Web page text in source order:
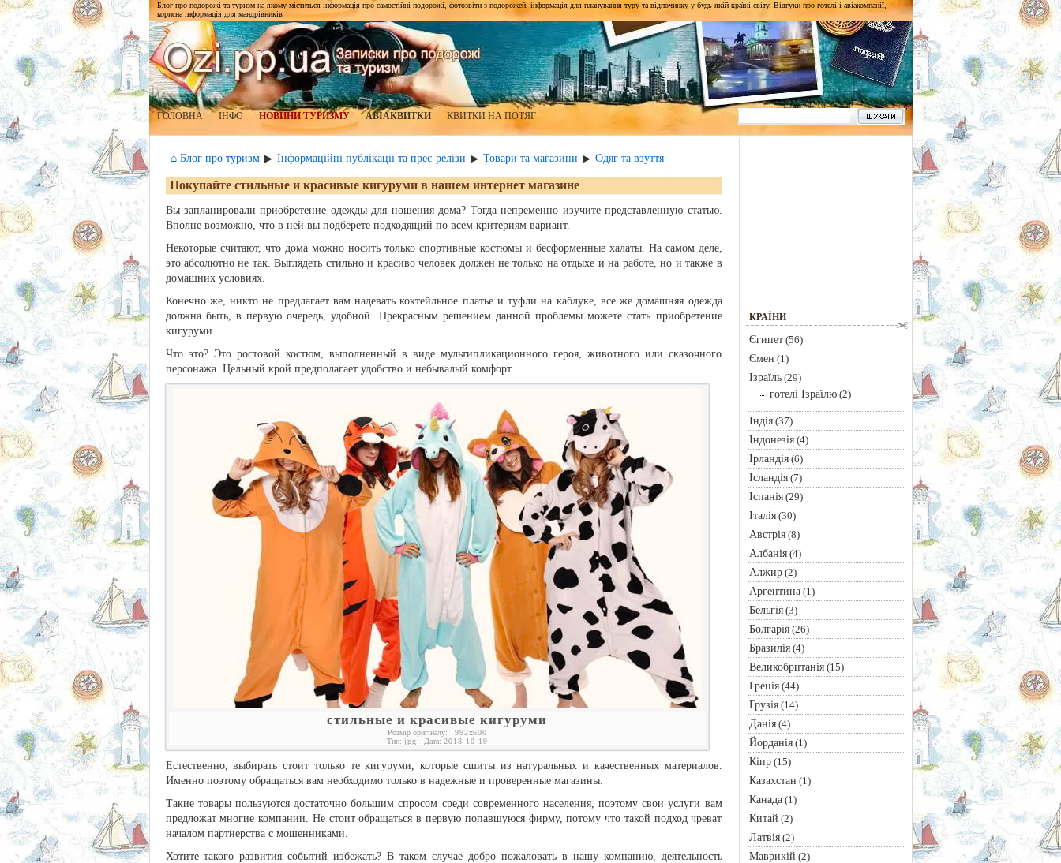
Блог про подорожі та туризм на якому міститься інформація про самостійні подорожі, фотозвіти з подорожей, інформація для планування туру та відпочинку у будь-якій країні світу. Відгуки про готелі і авіакомпанії,
корисна інформація для мандрівників
ГОЛОВНА ІНФО НОВИНИ ТУРИЗМУ АВІАКВИТКИ КВИТКИ НА ПОТЯГ
⌂ Блог про туризм ▶ Інформаційні публікації та прес-релізи ▶ Товари та магазини ▶ Одяг та взуття
Покупайте стильные и красивые кигуруми в нашем интернет магазине
Вы запланировали приобретение одежды для ношения дома? Тогда непременно изучите представленную статью.
Вполне возможно, что в ней вы подберете подходящий по всем критериям вариант.
Некоторые считают, что дома можно носить только спортивные костюмы и бесформенные халаты. На самом деле,
это абсолютно не так. Выглядеть стильно и красиво человек должен не только на отдыхе и на работе, но и также в
домашних условиях.
Конечно же, никто не предлагает вам надевать коктейльное платье и туфли на каблуке, все же домашняя одежда
должна быть, в первую очередь, удобной. Прекрасным решением данной проблемы можете стать приобретение
кигуруми.
Что это? Это ростовой костюм, выполненный в виде мультипликационного героя, животного или сказочного
персонажа. Цельный крой предполагает удобство и небывалый комфорт.
стильные и красивые кигуруми
Розмір оригіналу: 992x600
Тип: jpg Дата: 2018-10-19
Естественно, выбирать стоит только те кигуруми, которые сшиты из натуральных и качественных материалов.
Именно поэтому обращаться вам необходимо только в надежные и проверенные магазины.
Такие товары пользуются достаточно большим спросом среди современного населения, поэтому свои услуги вам
предложат многие компании. Не стоит обращаться в первую попавшуюся фирму, потому что такой подход чреват
началом партнерства с мошенниками.
Хотите такого развития событий избежать? В таком случае добро пожаловать в нашу компанию, деятельность
КРАЇНИ
Єгипет(56)
Ємен (1)
Ізраїль(29)
готелі Ізраїлю(2)
Індія(37)
Індонезія(4)
Ірландія(6)
Ісландія(7)
Іспанія(29)
Італія(30)
Австрія(8)
Албанія(4)
Алжир(2)
Аргентина(1)
Бельгія(3)
Болгарія(26)
Бразилія(4)
Великобританія(15)
Греція(44)
Грузія(14)
Данія(4)
Йорданія(1)
Кіпр(15)
Казахстан (1)
Канада(1)
Китай (2)
Латвія(2)
Маврикій (2)